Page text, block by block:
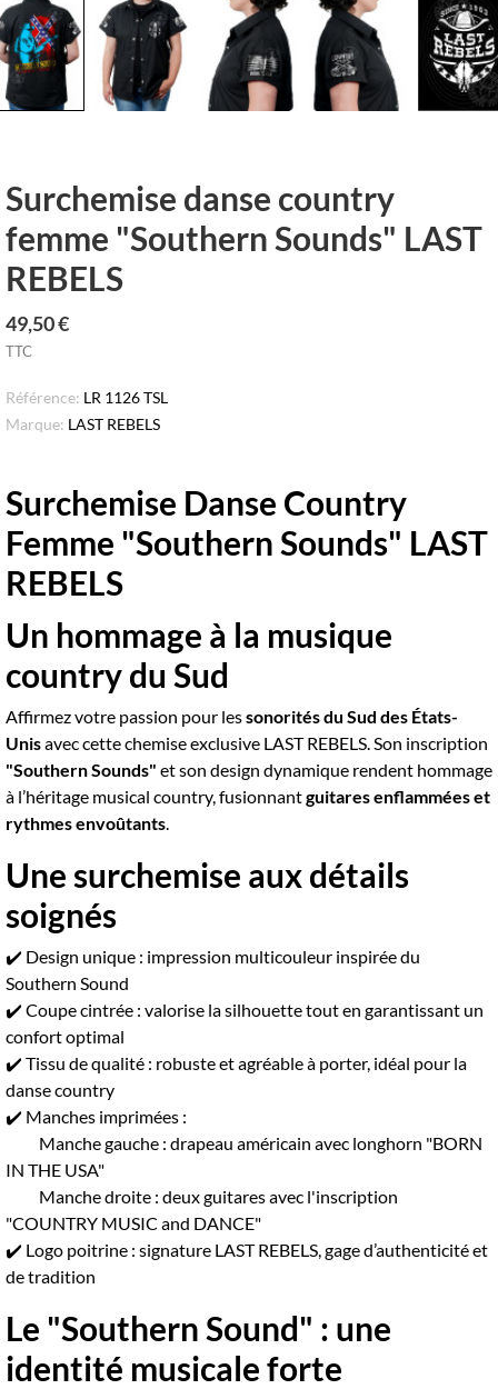
Surchemise danse country
femme "Southern Sounds" LAST
REBELS
49,50 €
TTC
Référence: LR 1126 TSL
Marque: LAST REBELS
Surchemise Danse Country
Femme "Southern Sounds" LAST
REBELS
Un hommage à la musique
country du Sud
Affirmez votre passion pour lessonorités du Sud des États-
Unisavec cette chemise exclusive LAST REBELS. Son inscription
"Southern Sounds" et son design dynamique rendent hommage
à l’héritage musical country, fusionnantguitares enflammées et
rythmes envoûtants.
Une surchemise aux détails
soignés
✔️ Design unique : impression multicouleur inspirée du
Southern Sound
✔️ Coupe cintrée : valorise la silhouette tout en garantissant un
confort optimal
✔️ Tissu de qualité : robuste et agréable à porter, idéal pour la
danse country
✔️ Manches imprimées :
Manche gauche : drapeau américain avec longhorn "BORN
IN THE USA"
Manche droite : deux guitares avec l'inscription
"COUNTRY MUSIC and DANCE"
✔️ Logo poitrine : signature LAST REBELS, gage d’authenticité et
de tradition
Le "Southern Sound" : une
identité musicale forte